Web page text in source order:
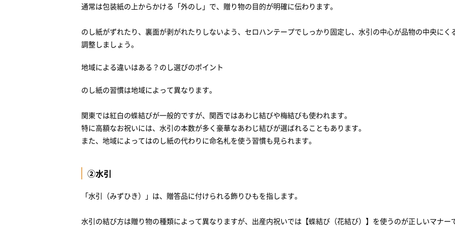
通常は包装紙の上からかける「外のし」で、贈り物の目的が明確に伝わります。
のし紙がずれたり、裏面が剥がれたりしないよう、セロハンテープでしっかり固定し、水引の中心が品物の中央にく
調整しましょう。
地域による違いはある？のし選びのポイント
のし紙の習慣は地域によって異なります。
関東では紅白の蝶結びが一般的ですが、関西ではあわじ結びや梅結びも使われます。
特に高額なお祝いには、水引の本数が多く豪華なあわじ結びが選ばれることもあります。
また、地域によってはのし紙の代わりに命名札を使う習慣も見られます。
②水引
「水引（みずひき）」は、贈答品に付けられる飾りひもを指します。
水引の結び方は贈り物の種類によって異なりますが、出産内祝いでは【蝶結び（花結び）】を使うのが正しいマナー